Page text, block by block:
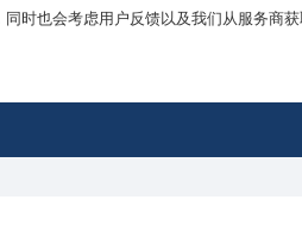
时也会考虑用户反馈以及我们从服务商